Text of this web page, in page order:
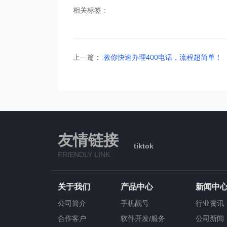
相关标签：
上一篇： 教你快速办理400电话，流程超简单！
友情链接
FRIENDLY LINK
tiktok
关于我们
公司简介
合作客户
产品中心
手机靓号
软件开发/服务
新闻中
行业资讯
公司新闻